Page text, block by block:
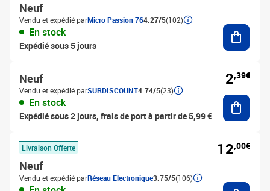
Neuf
Vendu et expédié parMicro Passion 764.27/5(102)
En stock
Expédié sous 5 jours
Neuf
Vendu et expédié parSURDISCOUNT4.74/5(23)
En stock
Expédié sous 2 jours, frais de port à partir de 5,99 €
2,39€
Livraison Offerte
Neuf
Vendu et expédié parRéseau Electronique3.75/5(106)
12,00€